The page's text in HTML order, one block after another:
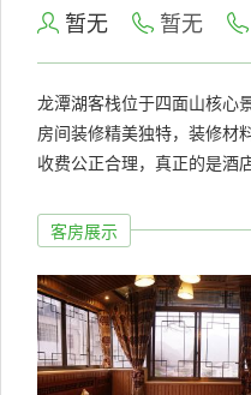
暂无 暂无
龙潭湖客栈位于四面山核心
房间装修精美独特，装修材
收费公正合理，真正的是酒
客房展示